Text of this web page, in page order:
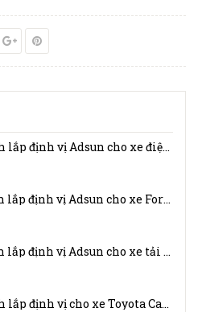
Bài 140 _ Cách lắp định vị Adsun cho xe điện Vinfast VF e34
Bài 139 _ Cách lắp định vị Adsun cho xe Ford Transit 2024
Bài 138 _ Cách lắp định vị Adsun cho xe tải JAC 1.5 Tấn
Bài 137 _ Cách lắp định vị cho xe Toyota Camry 2025